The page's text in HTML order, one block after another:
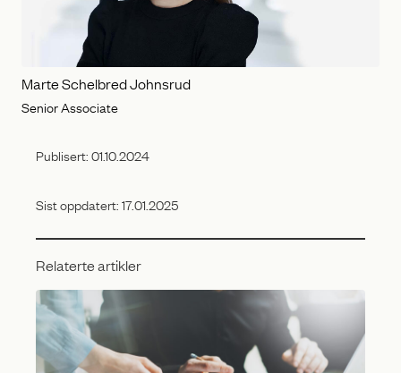
Marte Schelbred Johnsrud
Senior Associate
Publisert:01.10.2024
Sist oppdatert:17.01.2025
Relaterte artikler